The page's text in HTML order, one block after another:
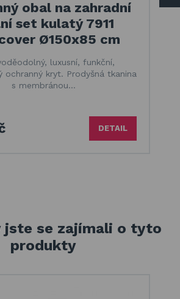
obal na zahradní
set kulatý 7911
Ø150x85 cm
luxusní, funkční,
ochranný kryt. Prodyšná tkanina
s membránou…
DETAIL
jste se zajímali o tyto
produkty